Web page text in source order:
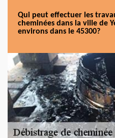
Qui peut effectuer les
cheminées dans la ville de
environs dans le 45300?